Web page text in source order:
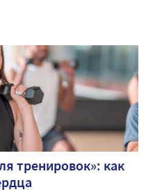
тренировок»: как